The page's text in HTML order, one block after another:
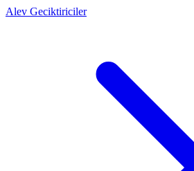
Alev Geciktiriciler